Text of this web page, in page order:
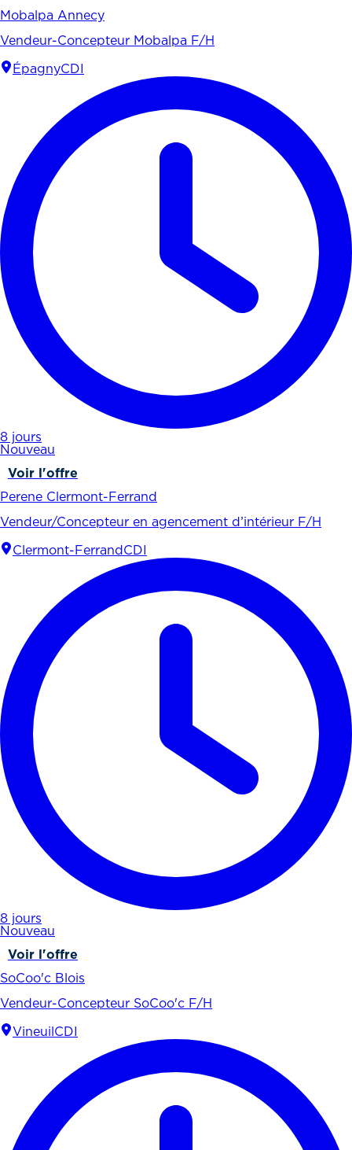
Mobalpa Annecy
Vendeur-Concepteur Mobalpa F/H
ÉpagnyCDI
8 jours
Nouveau
Voir l'offre
Perene Clermont-Ferrand
Vendeur/Concepteur en agencement d’intérieur F/H
Clermont-Ferrand CDI
8 jours
Nouveau
Voir l'offre
SoCoo'c Blois
Vendeur-Concepteur SoCoo'c F/H
Vineuil CDI